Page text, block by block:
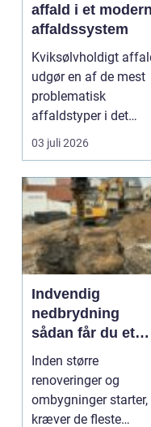
affald i et
affaldssystem
Kviksølvholdigt
udgør en af de mest
problematisk
affaldstyper i det
moderne samfund,
fordi se...
03 juli 2026
Indvendig
nedbrydning
sådan får du et
sikkert
udgangspunkt for
ombygning
Inden større
renoveringer og
ombygninger starter,
kræver de fleste